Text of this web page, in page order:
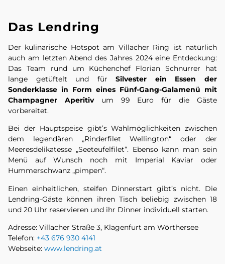
Das Lendring
Der kulinarische Hotspot am Villacher Ring ist natürlich
auch am letzten Abend des Jahres 2024 eine Entdeckung:
Das Team rund um Küchenchef Florian Schnurrer hat
lange getüftelt und für Silvester ein Essen der
Sonderklasse in Form eines Fünf-Gang-Galamenü mit
Champagner Aperitivum 99 Euro für die Gäste
vorbereitet.
Bei der Hauptspeise gibt’s Wahlmöglichkeiten zwischen
dem legendären „Rinderfilet Wellington“ oder der
Meeresdelikatesse „Seeteufelfilet“. Ebenso kann man sein
Menü auf Wunsch noch mit Imperial Kaviar oder
Hummerschwanz „pimpen“.
Einen einheitlichen, steifen Dinnerstart gibt’s nicht. Die
Lendring-Gäste können ihren Tisch beliebig zwischen 18
und 20 Uhr reservieren und ihr Dinner individuell starten.
Adresse: Villacher Straße 3, Klagenfurt am Wörthersee
Telefon: +43 676 930 4141
Webseite: www.lendring.at